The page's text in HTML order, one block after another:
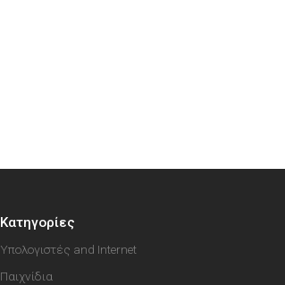
Κατηγορίες
Υπολογιστές and Internet
Παιχνίδια